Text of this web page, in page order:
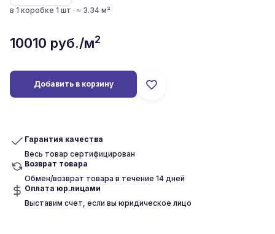
в 1 коробке 1 шт · ≈ 3.34 м²
10010 руб./м2
Добавить в корзину
Гарантия качества
Весь товар сертифицирован
Возврат товара
Обмен/возврат товара в течение 14 дней
Оплата юр.лицами
Выставим счет, если вы юридическое лицо